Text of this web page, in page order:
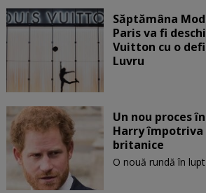
Săptămâna
Paris va fi
Vuitton cu o
Luvru
Un nou proces
Harry
britanice
O nouă rundă în